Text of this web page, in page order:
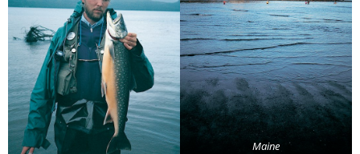
Maine